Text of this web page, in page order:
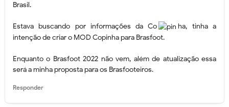
Brasil.
Estava buscando por informações da Co
ha, tinha a
intenção de criar o MOD Copinha para Brasfoot.
Enquanto o Brasfoot 2022 não vem, além de atualização essa
será a minha proposta para os Brasfooteiros.
Responder